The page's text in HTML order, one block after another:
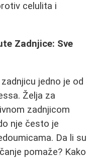
celulita i
Zadnjice: Sve
jedno je od
Želja za
zadnjicom
nje često je
Da li su
pomaže? Kako